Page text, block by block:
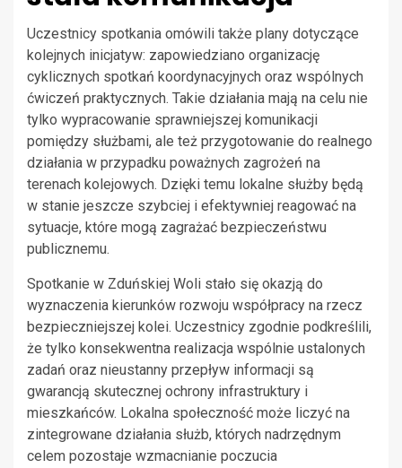
Uczestnicy spotkania omówili także plany dotyczące
kolejnych inicjatyw: zapowiedziano organizację
cyklicznych spotkań koordynacyjnych oraz wspólnych
ćwiczeń praktycznych. Takie działania mają na celu nie
tylko wypracowanie sprawniejszej komunikacji
pomiędzy służbami, ale też przygotowanie do realnego
działania w przypadku poważnych zagrożeń na
terenach kolejowych. Dzięki temu lokalne służby będą
w stanie jeszcze szybciej i efektywniej reagować na
sytuacje, które mogą zagrażać bezpieczeństwu
publicznemu.
Spotkanie w Zduńskiej Woli stało się okazją do
wyznaczenia kierunków rozwoju współpracy na rzecz
bezpieczniejszej kolei. Uczestnicy zgodnie podkreślili,
że tylko konsekwentna realizacja wspólnie ustalonych
zadań oraz nieustanny przepływ informacji są
gwarancją skutecznej ochrony infrastruktury i
mieszkańców. Lokalna społeczność może liczyć na
zintegrowane działania służb, których nadrzędnym
celem pozostaje wzmacnianie poczucia